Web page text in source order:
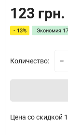
123 грн.
- 13% Экономия
Количество:
Цена со скидкой